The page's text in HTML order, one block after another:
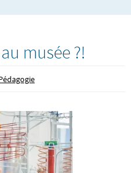
musée ?!